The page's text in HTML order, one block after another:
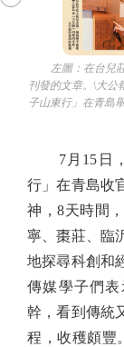
左圖：在台兒莊
刊發的文章。\大公
子山東行」在青島
7月15日，
行」在青島收
神，8天時間
寧、棗莊、臨
地探尋科創和
傳媒學子們
幹，看到傳統
程，收穫頗豐